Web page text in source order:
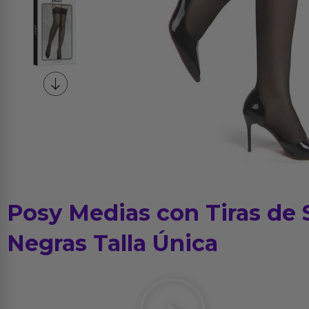
Posy Medias con Tiras de
Negras Talla Única